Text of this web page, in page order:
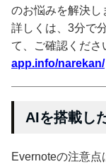
のお悩みを解決し
詳しくは、3分で
て、ご確認くださ
app.info/narekan/
AIを搭載し
Evernoteの注意点